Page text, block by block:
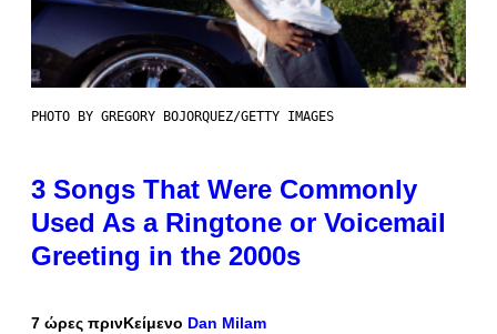
PHOTO BY GREGORY BOJORQUEZ/GETTY IMAGES
3 Songs That Were Commonly
Used As a Ringtone or Voicemail
Greeting in the 2000s
7 ώρες πρινΚείμενο Dan Milam